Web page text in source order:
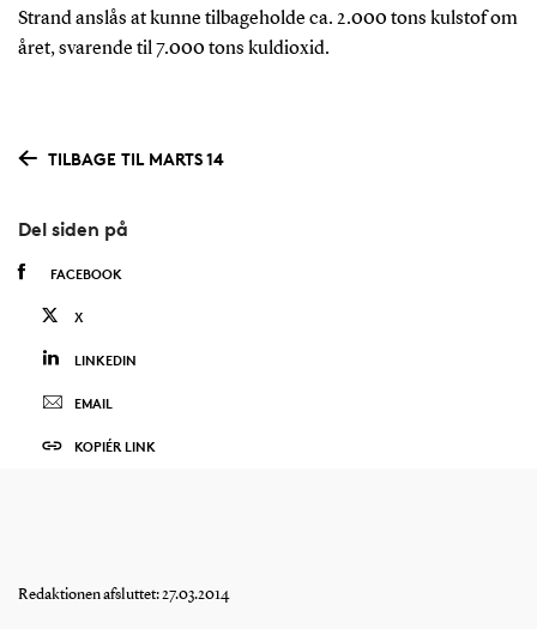
Strand anslås at kunne tilbageholde ca. 2.000 tons kulstof om
året, svarende til 7.000 tons kuldioxid.
TILBAGE TIL MARTS 14
Del siden på
FACEBOOK
X
LINKEDIN
EMAIL
KOPIÉR LINK
Redaktionen afsluttet: 27.03.2014